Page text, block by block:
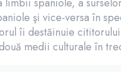
şi vice-versa în
îi destăinuie
medii culturale în